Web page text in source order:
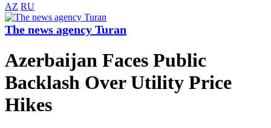
AZ RU
The news agency Turan
Azerbaijan Faces Public
Backlash Over Utility Price
Hikes